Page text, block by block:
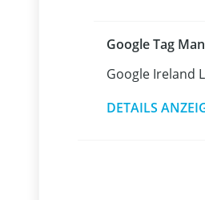
mehr
mit
Im
Google Tag
Google Ireland
DETAILS